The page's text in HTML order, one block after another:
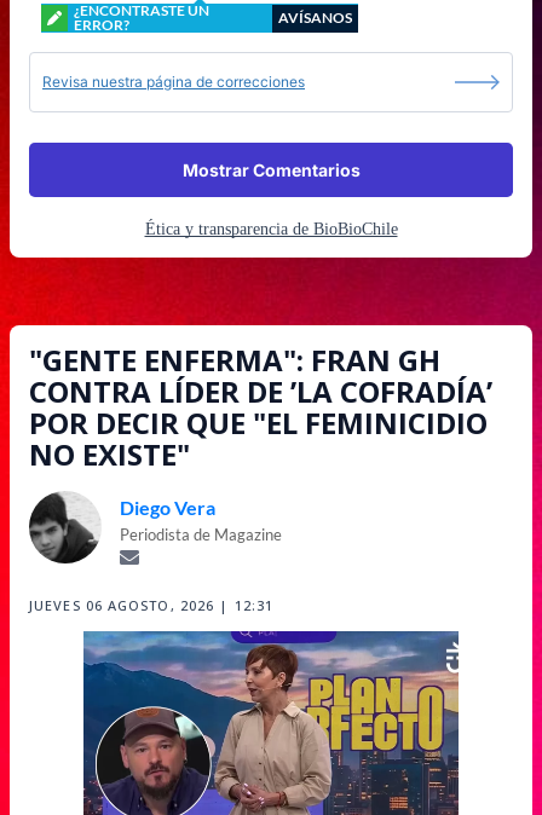
¿ENCONTRASTE UN
ERROR?
AVÍSANOS
Revisa nuestra página de correcciones
Mostrar Comentarios
Ética y transparencia de BioBioChile
"GENTE ENFERMA": FRAN GH
CONTRA LÍDER DE ’LA COFRADÍA’
POR DECIR QUE "EL FEMINICIDIO
NO EXISTE"
Diego Vera
Periodista de Magazine
JUEVES 06 AGOSTO, 2026 | 12:31